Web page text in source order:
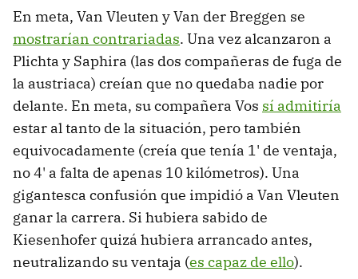
En meta, Van Vleuten y Van der Breggen se
mostrarían contrariadas. Una vez alcanzaron a
Plichta y Saphira (las dos compañeras de fuga de
la austriaca) creían que no quedaba nadie por
delante. En meta, su compañera Vos sí admitiría
estar al tanto de la situación, pero también
equivocadamente (creía que tenía 1' de ventaja,
no 4' a falta de apenas 10 kilómetros). Una
gigantesca confusión que impidió a Van Vleuten
ganar la carrera. Si hubiera sabido de
Kiesenhofer quizá hubiera arrancado antes,
neutralizando su ventaja (es capaz de ello).